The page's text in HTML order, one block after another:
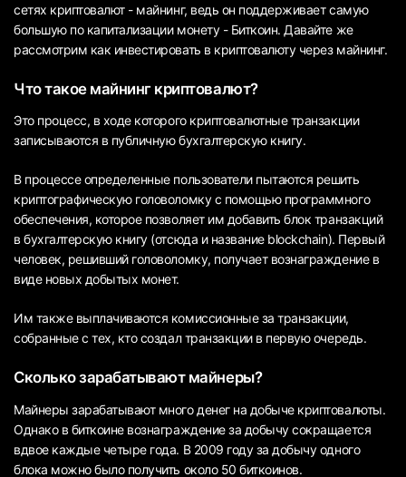
сетях криптовалют - майнинг, ведь он поддерживает самую
большую по капитализации монету - Биткоин. Давайте же
рассмотрим как инвестировать в криптовалюту через майнинг.
Что такое майнинг криптовалют?
Это процесс, в ходе которого криптовалютные транзакции
записываются в публичную бухгалтерскую книгу.
В процессе определенные пользователи пытаются решить
криптографическую головоломку с помощью программного
обеспечения, которое позволяет им добавить блок транзакций
в бухгалтерскую книгу (отсюда и название blockchain). Первый
человек, решивший головоломку, получает вознаграждение в
виде новых добытых монет.
Им также выплачиваются комиссионные за транзакции,
собранные с тех, кто создал транзакции в первую очередь.
Сколько зарабатывают майнеры?
Майнеры зарабатывают много денег на добыче криптовалюты.
Однако в биткоине вознаграждение за добычу сокращается
вдвое каждые четыре года. В 2009 году за добычу одного
блока можно было получить около 50 биткоинов.